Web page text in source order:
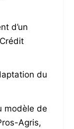
d’un
du
modèle de
Agris,